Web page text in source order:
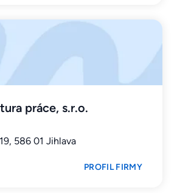
práce, s.r.o.
586 01 Jihlava
PROFIL FIRMY